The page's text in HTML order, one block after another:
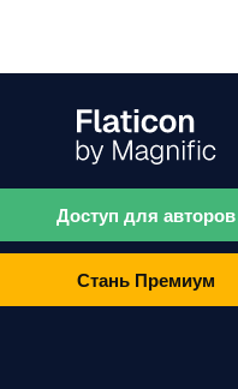
Доступ для авторов
Стань Премиум